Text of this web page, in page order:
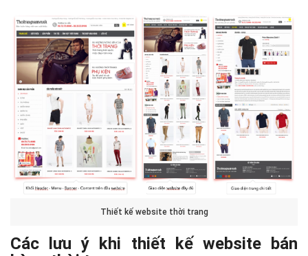
Thiết kế website thời trang
Các lưu ý khi thiết kế website bán